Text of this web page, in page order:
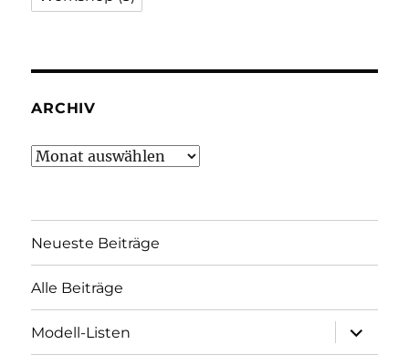
ARCHIV
Archiv
Neueste Beiträge
Alle Beiträge
Modell-Listen
öffnen